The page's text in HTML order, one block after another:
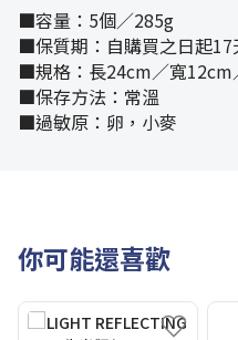
■容量：5個／285g
■保質期：自購買之日起17
■規格：長24cm／寬12cm
■保存方法：常溫
■過敏原：卵，小麥
你可能還喜歡